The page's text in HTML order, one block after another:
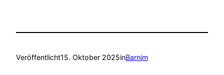
Veröffentlicht15. Oktober 2025inBarnim